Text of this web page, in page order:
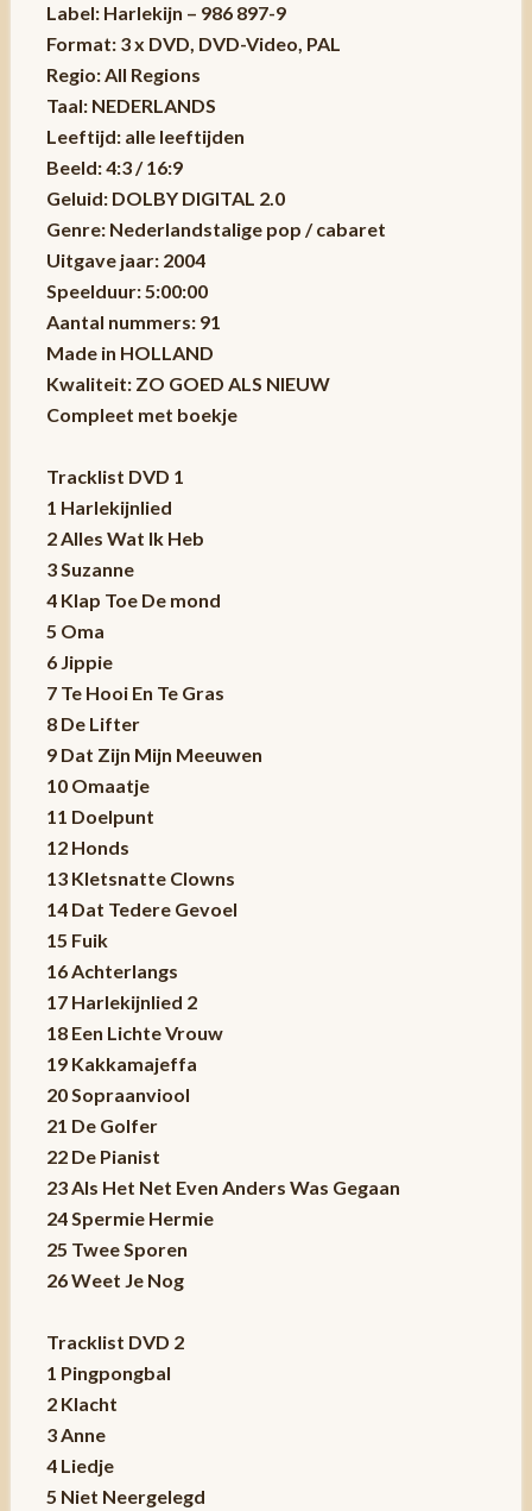
Label: Harlekijn – 986 897-9
Format: 3 x DVD, DVD-Video, PAL
Regio: All Regions
Taal: NEDERLANDS
Leeftijd: alle leeftijden
Beeld: 4:3 / 16:9
Geluid: DOLBY DIGITAL 2.0
Genre: Nederlandstalige pop / cabaret
Uitgave jaar: 2004
Speelduur: 5:00:00
Aantal nummers: 91
Made in HOLLAND
Kwaliteit: ZO GOED ALS NIEUW
Compleet met boekje
Tracklist DVD 1
1 Harlekijnlied
2 Alles Wat Ik Heb
3 Suzanne
4 Klap Toe De mond
5 Oma
6 Jippie
7 Te Hooi En Te Gras
8 De Lifter
9 Dat Zijn Mijn Meeuwen
10 Omaatje
11 Doelpunt
12 Honds
13 Kletsnatte Clowns
14 Dat Tedere Gevoel
15 Fuik
16 Achterlangs
17 Harlekijnlied 2
18 Een Lichte Vrouw
19 Kakkamajeffa
20 Sopraanviool
21 De Golfer
22 De Pianist
23 Als Het Net Even Anders Was Gegaan
24 Spermie Hermie
25 Twee Sporen
26 Weet Je Nog
Tracklist DVD 2
1 Pingpongbal
2 Klacht
3 Anne
4 Liedje
5 Niet Neergelegd